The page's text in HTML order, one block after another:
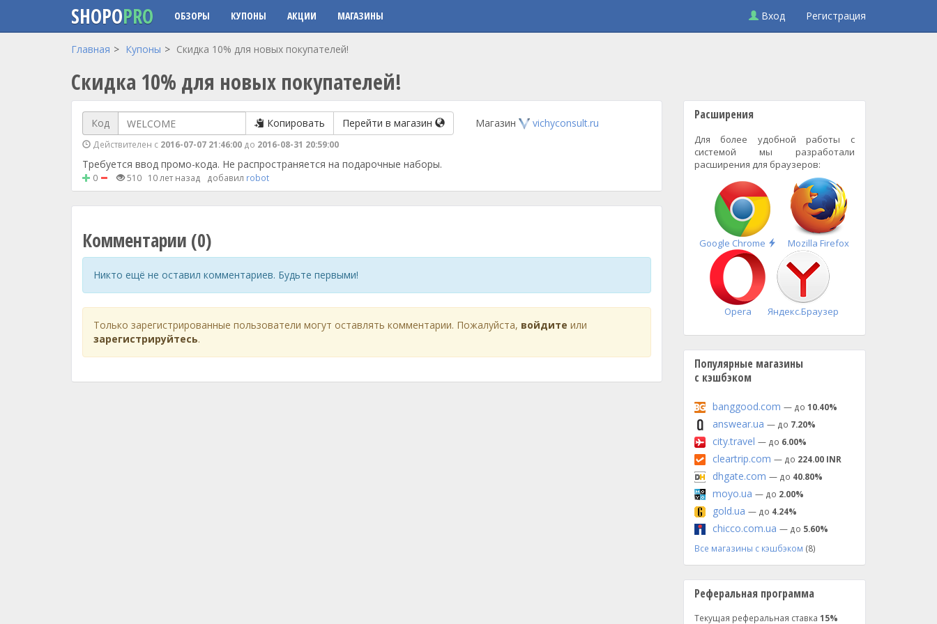
Перейти к основному содержанию
SHOPOPRO ОБЗОРЫ КУПОНЫ АКЦИИ МАГАЗИНЫ Вход Регистрация
Главная Купоны Скидка 10% для новых покупателей!
Скидка 10% для новых покупателей!
Код Копировать Перейти в магазин
Действителен с 2016-07-07 21:46:00 до 2016-08-31 20:59:00
Магазин vichyconsult.ru
Требуется ввод промо-кода. Не распространяется на подарочные наборы.
0 510 10 лет назад добавил robot
Комментарии (0)
Никто ещё не оставил комментариев. Будьте первыми!
Только зарегистрированные пользователи могут оставлять комментарии. Пожалуйста, войдите или
зарегистрируйтесь.
Расширения
Для более удобной работы с
системой мы разработали
расширения для браузеров:
Google Chrome
Быстрая
установка
Mozilla Firefox
Opera Яндекс.Браузер
Популярные магазины
с кэшбэком
banggood.com — до 10.40%
answear.ua — до 7.20%
city.travel — до 6.00%
cleartrip.com — до 224.00 INR
dhgate.com — до 40.80%
moyo.ua — до 2.00%
gold.ua — до 4.24%
chicco.com.ua — до 5.60%
Все магазины с кэшбэком (8)
Реферальная программа
Текущая реферальная ставка 15%